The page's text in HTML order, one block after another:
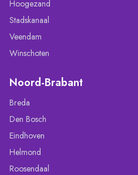
Hoogezand
Stadskanaal
Veendam
Winschoten
Noord-Brabant
Breda
Den Bosch
Eindhoven
Helmond
Roosendaal